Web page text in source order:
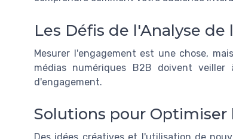
Les Défis de l'Analyse
Mesurer l'engagement est une chose,
médias numériques B2B doivent
d'engagement.
Solutions pour